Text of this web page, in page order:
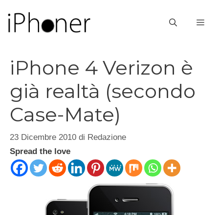
contenuto
iPhone 4 Verizon è
già realtà (secondo
Case-Mate)
23 Dicembre 2010 di Redazione
Spread the love